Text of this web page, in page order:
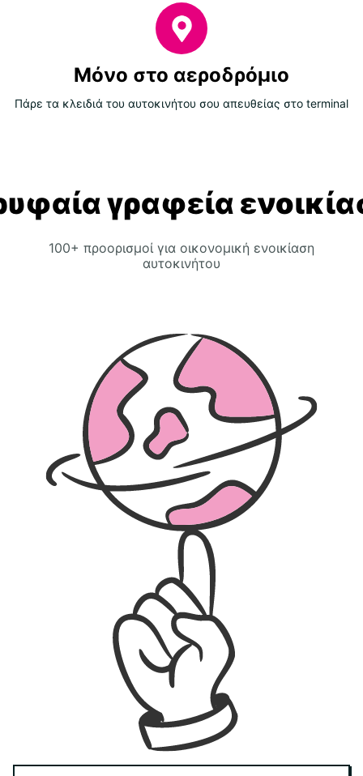
Μόνο στο αεροδρόμιο
Πάρε τα κλειδιά του αυτοκινήτου σου απευθείας στο terminal
γραφεία
100+ προορισμοί για οικονομική ενοικίαση
αυτοκινήτου